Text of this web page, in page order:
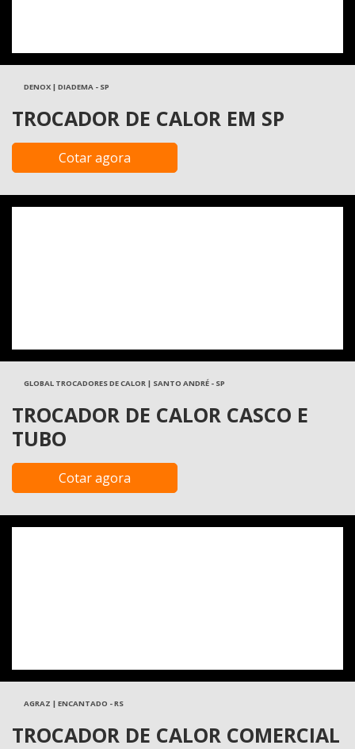
DENOX | DIADEMA - SP
TROCADOR DE CALOR EM SP
Cotar agora
GLOBAL TROCADORES DE CALOR | SANTO ANDRÉ - SP
TROCADOR DE CALOR CASCO E
TUBO
Cotar agora
AGRAZ | ENCANTADO - RS
TROCADOR DE CALOR COMERCIAL